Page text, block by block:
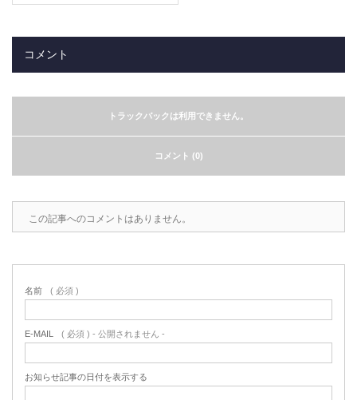
コメント
トラックバックは利用できません。
コメント (0)
この記事へのコメントはありません。
名前 ( 必須 )
E-MAIL ( 必須 ) - 公開されません -
お知らせ記事の日付を表示する